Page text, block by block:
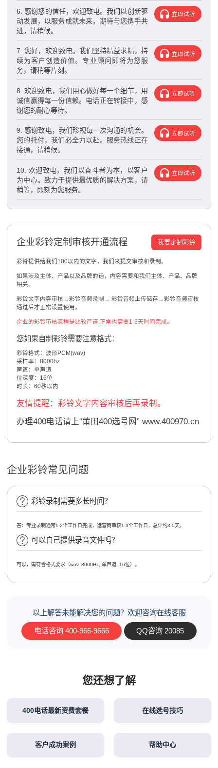
6. 感谢您的信任，欢迎致电。我们以创新驱
动发展，以服务成就未来，期待与您携手共
进。请稍候。
立即试听
7. 您好，欢迎致电。我们坚持精益求精，持
续为客户创造价值。专业顾问即将为您服
务，请稍等片刻。
立即试听
8. 欢迎致电，我们用心做好每一个细节，用
诚信赢得每一份信赖。电话正在转接中，感
谢您的耐心等待。
立即试听
9. 感谢致电，我们珍视每一次沟通的机会。
您的托付，我们必全力以赴。服务热线正在
接通，请稍候。
立即试听
10. 欢迎致电，我们以奋斗者为本，以客户
为中心。致力于提供最优质的解决方案，请
稍等，即刻为您服务。
立即试听
企业彩铃定制审核开通流程 我要定制彩铃
彩铃提供给我们100以内的文字，我们来提交审核和录制。
如果涉及主体、产品以及品牌的话，内容需要和我们主体、产品、品牌
相关。
彩铃文字内容审核→彩铃音频录制→ 彩铃音频上传储存→彩铃音频审核
通过后才正常设置使用。
企业的彩铃审核流程是比较严谨,正常也需要1-3天时间完成。
您如果自制彩铃需要注意格式：
彩铃格式：波形PCM(wav)
采样率：8000hz
声道：单声道
位深度：16位
时长：60秒以内
友情提醒：彩铃文字内容审核后再录制。
办理400电话请上“莆田400选号网” www.400970.cn
企业彩铃常见问题
彩铃录制需要多长时间？
答：专业录制通常1-2个工作日完成，运营商审核1-3个工作日，总计约3-5天。
可以自己提供录音文件吗？
可以，需符合格式要求（wav, 8000Hz, 单声道, 16位）。
以上解答未能解决您的问题？欢迎咨询在线客服
电话咨询 400-966-9666 QQ咨询 20085
您还想了解
400电话最新资费套餐 在线选号技巧
客户成功案例 帮助中心